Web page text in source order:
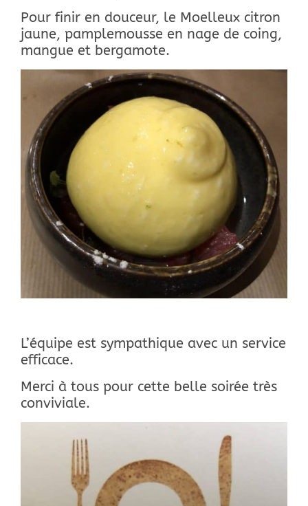
Pour finir en douceur, le Moelleux citron
jaune, pamplemousse en nage de coing,
mangue et bergamote.
L’équipe est sympathique avec un service
efficace.
Merci à tous pour cette belle soirée très
conviviale.